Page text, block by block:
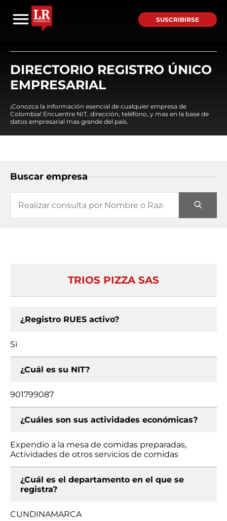
SUSCRIBIRSE
DIRECTORIO REGISTRO ÚNICO
EMPRESARIAL
¡Conozca la información esencial de cualquier empresa de
Colombia! Encuentre NIT, dirección, teléfono, y mas en la base de
datos empresarial mas grande del país.
Buscar empresa
TRIOS PIZZA SAS
¿Registro RUES activo?
Si
¿Cuál es su NIT?
901799087
¿Cuáles son sus actividades económicas?
Expendio a la mesa de comidas preparadas,
Actividades de otros servicios de comidas
¿Cuál es el departamento en el que se
registra?
CUNDINAMARCA